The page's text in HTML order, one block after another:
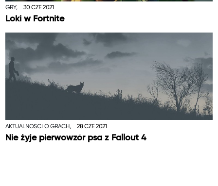
GRY, 30 CZE 2021
Loki w Fortnite
AKTUALNOŚCI O GRACH, 28 CZE 2021
Nie żyje pierwowzór psa z Fallout 4